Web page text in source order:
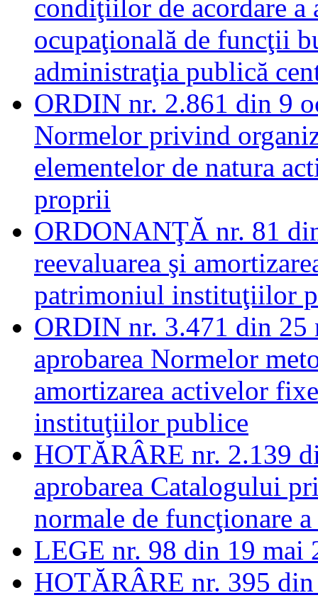
condiţiilor de acordare a
ocupaţională de funcţii
administraţia publică
ORDIN nr. 2.861 din 9
Normelor privind
elementelor de natura
proprii
ORDONANŢĂ nr. 81
reevaluarea şi
patrimoniul instituţiilor
ORDIN nr. 3.471 din
aprobarea Normelor
amortizarea activelor
instituţiilor publice
HOTĂRÂRE nr. 2.139
aprobarea Catalogului
normale de funcţionare
LEGE nr. 98 din 19
HOTĂRÂRE nr. 395